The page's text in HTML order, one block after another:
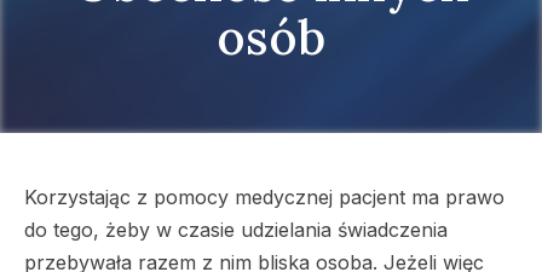
osób
Korzystając z pomocy medycznej pacjent ma prawo
do tego, żeby w czasie udzielania świadczenia
przebywała razem z nim bliska osoba. Jeżeli więc